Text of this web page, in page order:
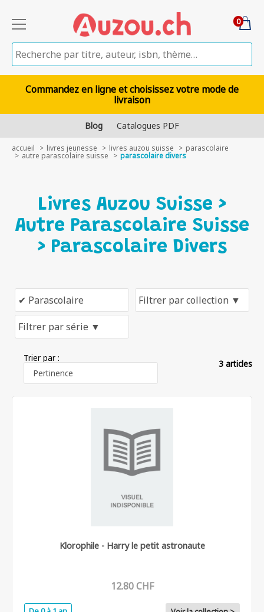
0
Commandez en ligne et choisissez votre mode de
livraison
Blog Catalogues PDF
accueil livres jeunesse livres auzou suisse parascolaire
autre parascolaire suisse parascolaire divers
Livres Auzou Suisse >
Autre Parascolaire Suisse
> Parascolaire Divers
Trier par :
3 articles
Klorophile - Harry le petit astronaute
12.80 CHF